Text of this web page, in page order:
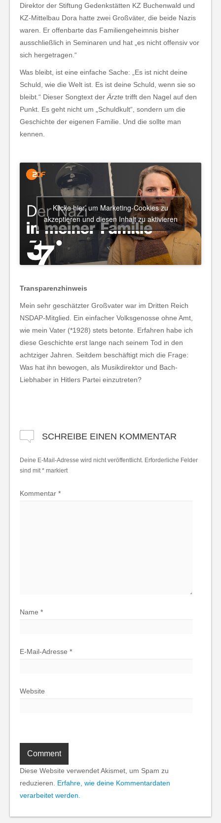
Direktor der Stiftung Gedenkstätten KZ Buchenwald und
KZ-Mittelbau Dora hatte zwei Großväter, die beide Nazis
waren. Er offenbarte das Familiengeheimnis bisher
ausschließlich in Seminaren und hat „es nicht offensiv vor
sich hergetragen.“
Was bleibt, ist eine einfache Sache: „Es ist nicht deine
Schuld, wie die Welt ist. Es ist deine Schuld, wenn sie so
bleibt.“ Dieser Songtext der Ärzte trifft den Nagel auf den
Punkt. Es geht nicht um „Schuldkult“, sondern um die
Geschichte der eigenen Familie. Und die sollte man
kennen.
Klicke hier, um Marketing-Cookies zu
akzeptieren und diesen Inhalt zu aktivieren
Transparenzhinweis
Mein sehr geschätzter Großvater war im Dritten Reich
NSDAP-Mitglied. Ein einfacher Volksgenosse ohne Amt,
wie mein Vater (*1928) stets betonte. Erfahren habe ich
diese Geschichte erst lange nach seinem Tod in den
achtziger Jahren. Seitdem beschäftigt mich die Frage:
Was hat ihn bewogen, als Musikdirektor und Bach-
Liebhaber in Hitlers Partei einzutreten?
SCHREIBE EINEN KOMMENTAR
Deine E-Mail-Adresse wird nicht veröffentlicht. Erforderliche Felder
sind mit * markiert
Kommentar *
Name *
E-Mail-Adresse *
Website
Diese Website verwendet Akismet, um Spam zu
reduzieren. Erfahre, wie deine Kommentardaten
verarbeitet werden.